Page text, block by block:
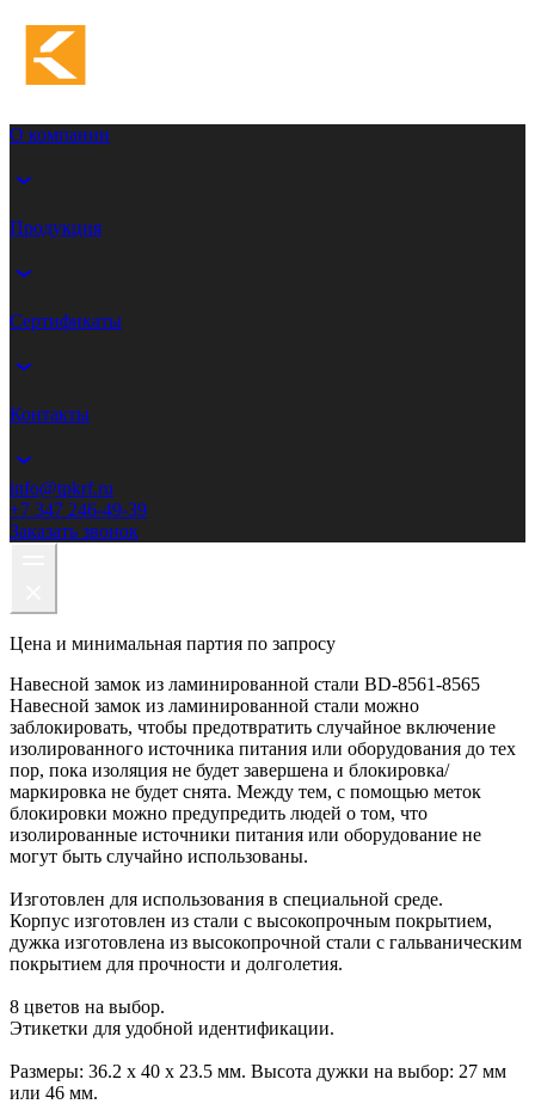
О компании
Продукция
Сертификаты
Контакты
info@tpkrf.ru
+7 347 246-49-39
Заказать звонок
Цена и минимальная партия по запросу
Навесной замок из ламинированной стали BD-8561-8565
Навесной замок из ламинированной стали можно
заблокировать, чтобы предотвратить случайное включение
изолированного источника питания или оборудования до тех
пор, пока изоляция не будет завершена и блокировка/
маркировка не будет снята. Между тем, с помощью меток
блокировки можно предупредить людей о том, что
изолированные источники питания или оборудование не
могут быть случайно использованы.
Изготовлен для использования в специальной среде.
Корпус изготовлен из стали с высокопрочным покрытием,
дужка изготовлена из высокопрочной стали с гальваническим
покрытием для прочности и долголетия.
8 цветов на выбор.
Этикетки для удобной идентификации.
Размеры: 36.2 х 40 х 23.5 мм. Высота дужки на выбор: 27 мм
или 46 мм.